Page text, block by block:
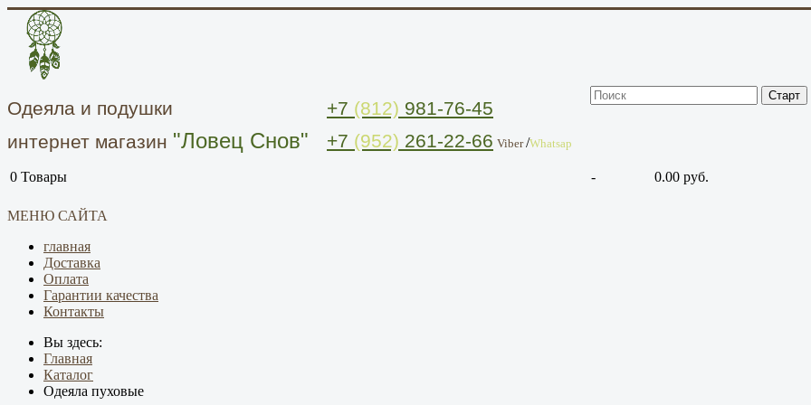
Одеяла и подушки
интернет магазин "Ловец Снов"
+7 (812) 981-76-45
+7 (952) 261-22-66 Viber/Whatsap
0 Товары -
0.00 руб.
МЕНЮ САЙТА
главная
Доставка
Оплата
Гарантии качества
Контакты
Вы здесь:
Главная
Каталог
Одеяла пуховые